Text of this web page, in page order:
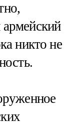
армейский
никто не